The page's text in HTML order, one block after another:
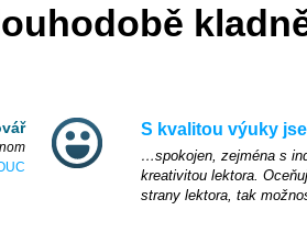
S kvalitou výuky
…spokojen, zejména s
kreativitou lektora.
strany lektora, tak